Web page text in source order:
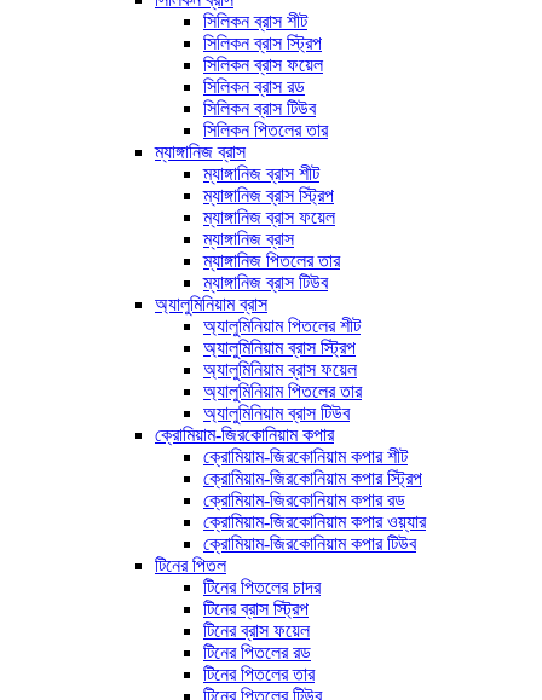
সিলিকন ব্রাস শীট
সিলিকন ব্রাস স্ট্রিপ
সিলিকন ব্রাস ফয়েল
সিলিকন ব্রাস রড
সিলিকন ব্রাস টিউব
সিলিকন পিতলের তার
ম্যাঙ্গানিজ ব্রাস
ম্যাঙ্গানিজ ব্রাস শীট
ম্যাঙ্গানিজ ব্রাস স্ট্রিপ
ম্যাঙ্গানিজ ব্রাস ফয়েল
ম্যাঙ্গানিজ ব্রাস
ম্যাঙ্গানিজ পিতলের তার
ম্যাঙ্গানিজ ব্রাস টিউব
অ্যালুমিনিয়াম ব্রাস
অ্যালুমিনিয়াম পিতলের শীট
অ্যালুমিনিয়াম ব্রাস স্ট্রিপ
অ্যালুমিনিয়াম ব্রাস ফয়েল
অ্যালুমিনিয়াম পিতলের তার
অ্যালুমিনিয়াম ব্রাস টিউব
ক্রোমিয়াম-জিরকোনিয়াম কপার
ক্রোমিয়াম-জিরকোনিয়াম কপার শীট
ক্রোমিয়াম-জিরকোনিয়াম কপার স্ট্রিপ
ক্রোমিয়াম-জিরকোনিয়াম কপার রড
ক্রোমিয়াম-জিরকোনিয়াম কপার ওয়্যার
ক্রোমিয়াম-জিরকোনিয়াম কপার টিউব
টিনের পিতল
টিনের পিতলের চাদর
টিনের ব্রাস স্ট্রিপ
টিনের ব্রাস ফয়েল
টিনের পিতলের রড
টিনের পিতলের তার
টিনের পিতলের টিউব